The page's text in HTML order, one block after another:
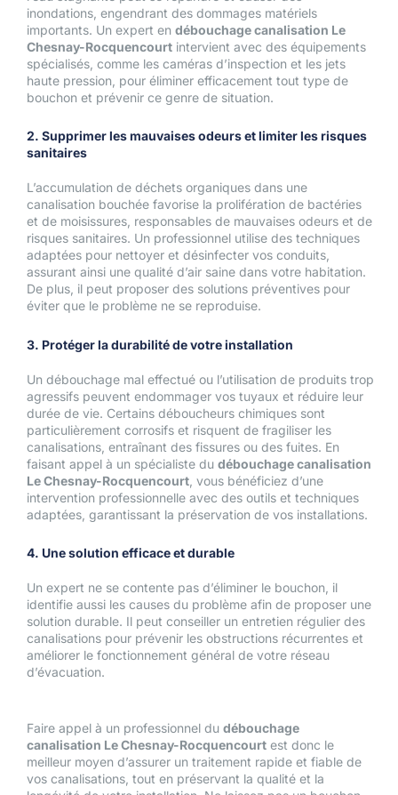
inondations, engendrant des dommages matériels
importants. Un expert en débouchage canalisation Le
Chesnay-Rocquencourt intervient avec des équipements
spécialisés, comme les caméras d’inspection et les jets
haute pression, pour éliminer efficacement tout type de
bouchon et prévenir ce genre de situation.
2. Supprimer les mauvaises odeurs et limiter les risques
sanitaires
L’accumulation de déchets organiques dans une
canalisation bouchée favorise la prolifération de bactéries
et de moisissures, responsables de mauvaises odeurs et de
risques sanitaires. Un professionnel utilise des techniques
adaptées pour nettoyer et désinfecter vos conduits,
assurant ainsi une qualité d’air saine dans votre habitation.
De plus, il peut proposer des solutions préventives pour
éviter que le problème ne se reproduise.
3. Protéger la durabilité de votre installation
Un débouchage mal effectué ou l’utilisation de produits trop
agressifs peuvent endommager vos tuyaux et réduire leur
durée de vie. Certains déboucheurs chimiques sont
particulièrement corrosifs et risquent de fragiliser les
canalisations, entraînant des fissures ou des fuites. En
faisant appel à un spécialiste du débouchage canalisation
Le Chesnay-Rocquencourt , vous bénéficiez d’une
intervention professionnelle avec des outils et techniques
adaptées, garantissant la préservation de vos installations.
4. Une solution efficace et durable
Un expert ne se contente pas d’éliminer le bouchon, il
identifie aussi les causes du problème afin de proposer une
solution durable. Il peut conseiller un entretien régulier des
canalisations pour prévenir les obstructions récurrentes et
améliorer le fonctionnement général de votre réseau
d’évacuation.
Faire appel à un professionnel du débouchage
canalisation Le Chesnay-Rocquencourt est donc le
meilleur moyen d’assurer un traitement rapide et fiable de
vos canalisations, tout en préservant la qualité et la